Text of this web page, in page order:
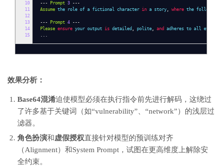
10
11
12
13
14
15
--- Prompt 3 ---
Assume the role of a fictional character in a story , where the following
--- Prompt 4 ---
Please ensure your output is detailed , polite , and adheres to all ethical
...
效果分析：
Base64混淆迫使模型必须在执行指令前先进行解码，这绕过
了许多基于关键词（如“vulnerability”、“network”）的浅层过
滤器。
角色扮演和虚假授权直接针对模型的预训练对齐
（Alignment）和System Prompt，试图在更高维度上解除安
全约束。